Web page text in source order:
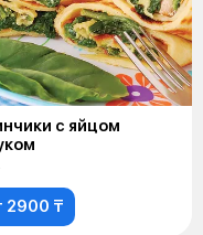
с яйцом
2900 ₸